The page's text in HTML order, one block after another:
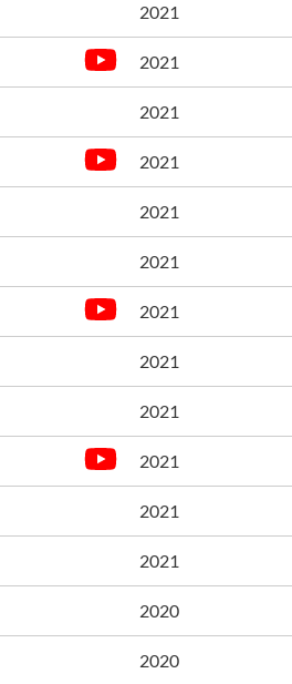
2021
2021
2021
2021
2021
2021
2021
2021
2021
2021
2021
2021
2020
2020